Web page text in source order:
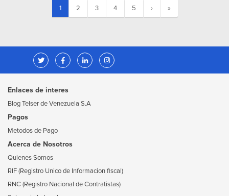
1(current)
2 3 4 5 › »
Enlaces de interes
Blog Telser de Venezuela S.A
Pagos
Metodos de Pago
Acerca de Nosotros
Quienes Somos
RIF (Registro Unico de Informacion fiscal)
RNC (Registro Nacional de Contratistas)